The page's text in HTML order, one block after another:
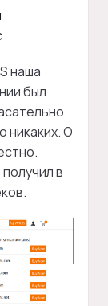
наша
был
никаких. О
в